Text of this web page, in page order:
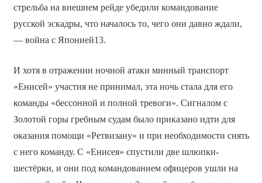
стрельба на внешнем рейде убедили командование
русской эскадры, что началось то, чего они давно ждали,
— война с Японией13.
И хотя в отражении ночной атаки минный транспорт
«Енисей» участия не принимал, эта ночь стала для его
команды «бессонной и полной тревоги». Сигналом с
Золотой горы гребным судам было приказано идти для
оказания помощи «Ретвизану» и при необходимости снять
с него команду. С «Енисея» спустили две шлюпки-
шестёрки, и они под командованием офицеров ушли на